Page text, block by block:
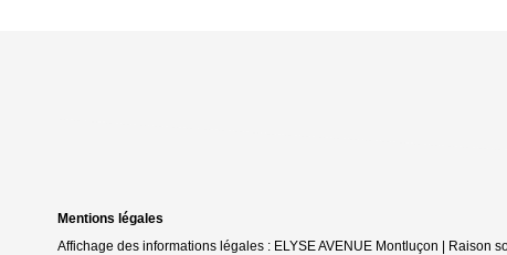
Mentions légales
Affichage des informations légales : ELYSE AVENUE Montluçon | Raison